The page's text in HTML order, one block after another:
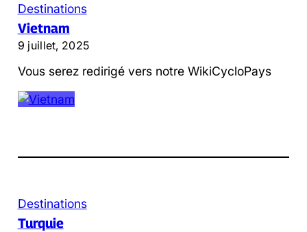
Destinations
Vietnam
9 juillet, 2025
Vous serez redirigé vers notre WikiCycloPays
Destinations
Turquie